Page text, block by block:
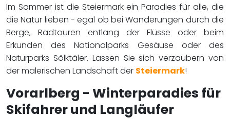
Im Sommer ist die Steiermark ein Paradies für alle, die
die Natur lieben - egal ob bei Wanderungen durch die
Berge, Radtouren entlang der Flüsse oder beim
Erkunden des Nationalparks Gesäuse oder des
Naturparks Sölktäler. Lassen Sie sich verzaubern von
der malerischen Landschaft der Steiermark!
Vorarlberg - Winterparadies für
Skifahrer und Langläufer